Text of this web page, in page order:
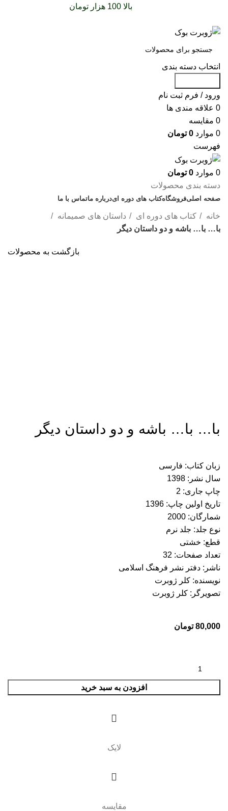
بالا 100 هزار تومان
انتخاب دسته بندی
ورود / فرم ثبت نام
0 علاقه مندی ها
0 مقایسه
0 موارد 0 تومان
فهرست
0 موارد 0 تومان
دسته بندی محصولات
صفحه اصلیفروشگاهکتاب های دوره ایدرباره ماتماس با ما
خانه کتاب های دوره ای
داستان های صمیمانه
با… با… باشه و دو داستان دیگر
بازگشت به محصولات
با… با… باشه و دو داستان دیگر
زبان کتاب: فارسی
سال نشر: 1398
چاپ جاری: 2
تاریخ اولین چاپ: 1396
شمارگان: 2000
نوع جلد: جلد نرم
قطع: خشتی
تعداد صفحات: 32
ناشر: دفتر نشر فرهنگ اسلامی
نویسنده: کلر ژوبرت
تصویرگر: کلر ژوبرت
80,000 تومان
افزودن به سبد خرید
لایک
مقایسه